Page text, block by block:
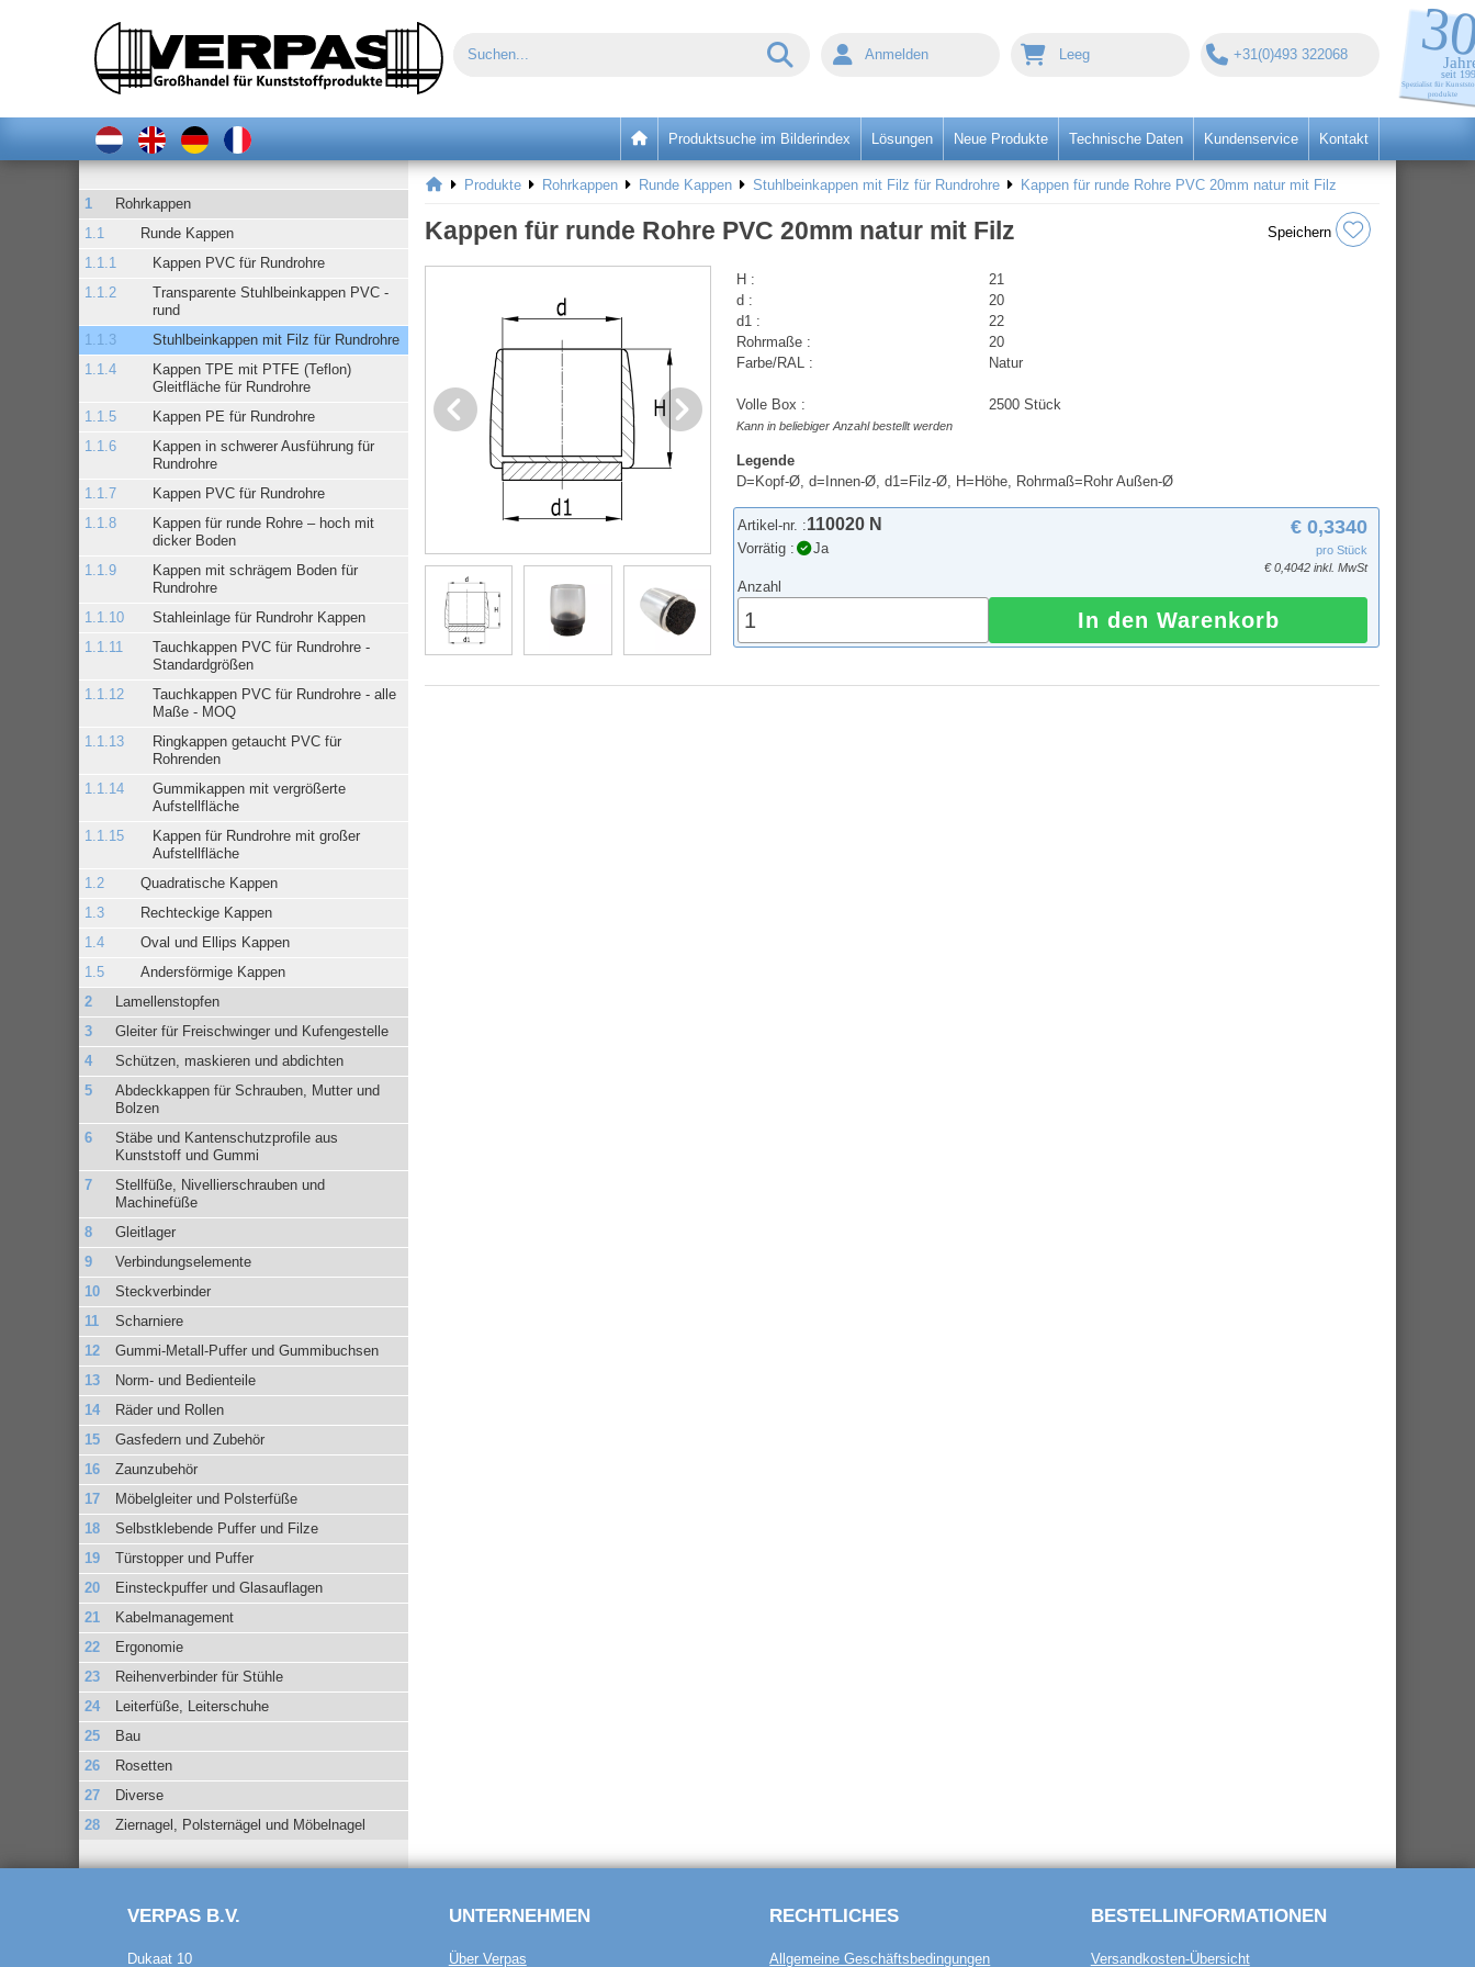
Anmelden Leeg +31(0)493 322068
Produktsuche im Bilderindex Lösungen Neue Produkte Technische Daten Kundenservice Kontakt
Rohrkappen
Runde Kappen
Kappen PVC für Rundrohre
Transparente Stuhlbeinkappen PVC -
rund
Stuhlbeinkappen mit Filz für Rundrohre
Kappen TPE mit PTFE (Teflon)
Gleitfläche für Rundrohre
Kappen PE für Rundrohre
Kappen in schwerer Ausführung für
Rundrohre
Kappen PVC für Rundrohre
Kappen für runde Rohre – hoch mit
dicker Boden
Kappen mit schrägem Boden für
Rundrohre
Stahleinlage für Rundrohr Kappen
Tauchkappen PVC für Rundrohre -
Standardgrößen
Tauchkappen PVC für Rundrohre - alle
Maße - MOQ
Ringkappen getaucht PVC für
Rohrenden
Gummikappen mit vergrößerte
Aufstellfläche
Kappen für Rundrohre mit großer
Aufstellfläche
Quadratische Kappen
Rechteckige Kappen
Oval und Ellips Kappen
Andersförmige Kappen
Lamellenstopfen
Gleiter für Freischwinger und Kufengestelle
Schützen, maskieren und abdichten
Abdeckkappen für Schrauben, Mutter und
Bolzen
Stäbe und Kantenschutzprofile aus
Kunststoff und Gummi
Stellfüße, Nivellierschrauben und
Machinefüße
Gleitlager
Verbindungselemente
Steckverbinder
Scharniere
Gummi-Metall-Puffer und Gummibuchsen
Norm- und Bedienteile
Räder und Rollen
Gasfedern und Zubehör
Zaunzubehör
Möbelgleiter und Polsterfüße
Selbstklebende Puffer und Filze
Türstopper und Puffer
Einsteckpuffer und Glasauflagen
Kabelmanagement
Ergonomie
Reihenverbinder für Stühle
Leiterfüße, Leiterschuhe
Bau
Rosetten
Diverse
Ziernagel, Polsternägel und Möbelnagel
Produkte Rohrkappen Runde Kappen Stuhlbeinkappen mit Filz für Rundrohre Kappen für runde Rohre PVC 20mm natur mit Filz
Kappen für runde Rohre PVC 20mm natur mit Filz Speichern
H :
21
d :
20
d1 :
22
Rohrmaße :
20
Farbe/RAL :
Natur
Volle Box : 2500 Stück
Kann in beliebiger Anzahl bestellt werden
Legende
D=Kopf-Ø, d=Innen-Ø, d1=Filz-Ø, H=Höhe, Rohrmaß=Rohr Außen-Ø
Artikel-nr. :110020 N
Vorrätig : Ja
€ 0,3340
pro Stück
€ 0,4042 inkl. MwSt
Anzahl
In den Warenkorb
VERPAS B.V.
Dukaat 10
UNTERNEHMEN
Über Verpas
RECHTLICHES
Allgemeine Geschäftsbedingungen
BESTELL­INFORMATIONEN
Versandkosten-Übersicht